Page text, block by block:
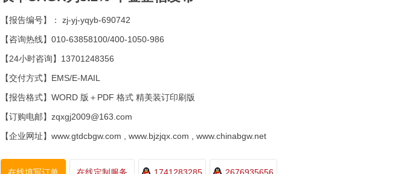
【报告编号】： zj-yj-yqyb-690742
【咨询热线】010-63858100/400-1050-986
【24小时咨询】13701248356
【交付方式】EMS/E-MAIL
【报告格式】WORD 版＋PDF 格式 精美装订印刷版
【订购电邮】zqxgj2009@163.com
【企业网址】www.gtdcbgw.com , www.bjzjqx.com , www.chinabgw.net